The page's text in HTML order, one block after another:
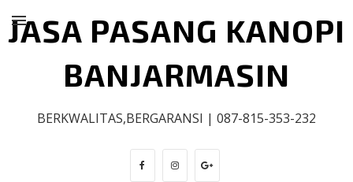
JASA PASANG KANOPI
BANJARMASIN
BERKWALITAS,BERGARANSI | 087-815-353-232